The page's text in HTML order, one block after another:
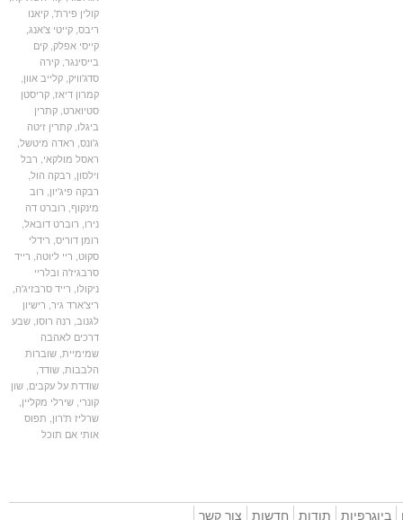
קולין פירת',קיאנו
ריבס,קייטי צ'אנג,
קייסי אפלק,קים
בייסינגר,קירה
סדג'וויק,קלייב אוון,
קמרון דיאז ,קריסטן
סטיוארט,קתרין
ביגלו,קתרין זיטה
,ראדה מיטשל,
ראסל מולקאי,רבל
וילסון,רבקה הול
רבקה פיג'יון,רוב
מינקוף,רוברט דה
,רוברט דובאל,
רומן דוריס,רידלי
סקוט,ריי ליוטה,רייד
סרבגיז'ה ובלריי
ניקולו,רייד סרבזיג'ה,
ריצ'ארד גיר, רישיון
לגנוב,רנה רוסו ,שבע
דרכים לאהבה
שמימיית,שוברות
הלבבות,שודד,
שודדת על עקבים,שון
קונרי,שירלי מקליין,
שרליז ת'רון,תפוס
אותי אם תוכל
תודות חדשות צור קשר